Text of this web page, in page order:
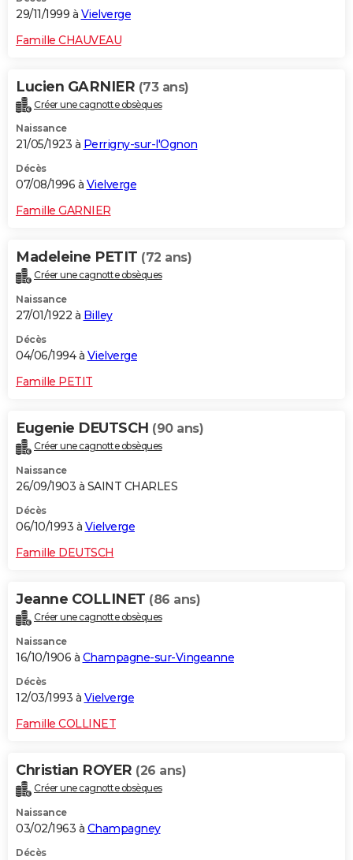
29/11/1999 à Vielverge
Famille CHAUVEAU
Lucien GARNIER (73 ans)
Créer une cagnotte obsèques
Naissance
21/05/1923 à Perrigny-sur-l'Ognon
Décès
07/08/1996 à Vielverge
Famille GARNIER
Madeleine PETIT (72 ans)
Créer une cagnotte obsèques
Naissance
27/01/1922 à Billey
Décès
04/06/1994 à Vielverge
Famille PETIT
Eugenie DEUTSCH (90 ans)
Créer une cagnotte obsèques
Naissance
26/09/1903 à SAINT CHARLES
Décès
06/10/1993 à Vielverge
Famille DEUTSCH
Jeanne COLLINET (86 ans)
Créer une cagnotte obsèques
Naissance
16/10/1906 à Champagne-sur-Vingeanne
Décès
12/03/1993 à Vielverge
Famille COLLINET
Christian ROYER (26 ans)
Créer une cagnotte obsèques
Naissance
03/02/1963 à Champagney
Décès